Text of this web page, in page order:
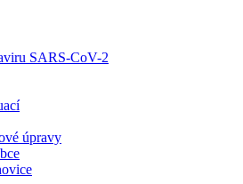
SARS-CoV-2
úpravy